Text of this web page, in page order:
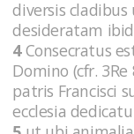
diversis cladibus
desideratam
4Consecratus
Domino (cfr.
patris Francisci
ecclesia